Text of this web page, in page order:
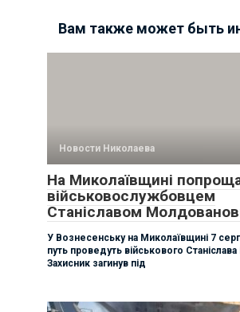
Вам также может быть
Новости Николаева
На Миколаївщині
військовослужбовцем
Станіславом
У Вознесенську на Миколаївщині 7
путь проведуть військового
Захисник загинув під